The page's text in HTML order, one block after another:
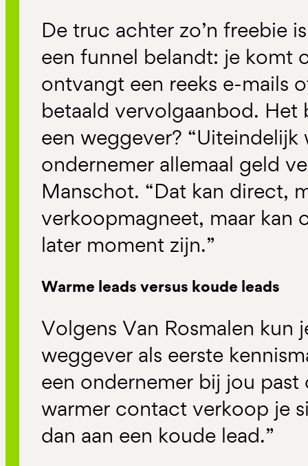
De truc achter zo’n freebie
een funnel belandt: je komt
ontvangt een reeks e-mails
betaald vervolgaanbod. Het
een weggever? “Uiteindelijk
ondernemer allemaal geld
Manschot. “Dat kan direct,
verkoopmagneet, maar kan
later moment zijn.”
Warme leads versus koude leads
Volgens Van Rosmalen kun
weggever als eerste
een ondernemer bij jou past
warmer contact verkoop je
dan aan een koude lead.”